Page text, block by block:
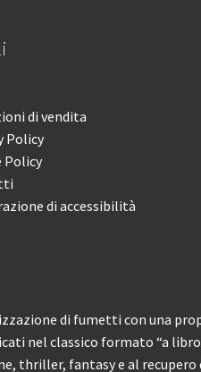
di vendita
Policy
Policy
di accessibilità
di fumetti con una
nel classico formato “a
thriller, fantasy e al